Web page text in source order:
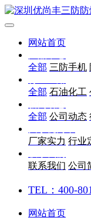
网站首页
全部 三防手机
全部 石油化工
全部 公司动态
厂家实力 行业
联系我们 公司
TEL：400-
网站首页